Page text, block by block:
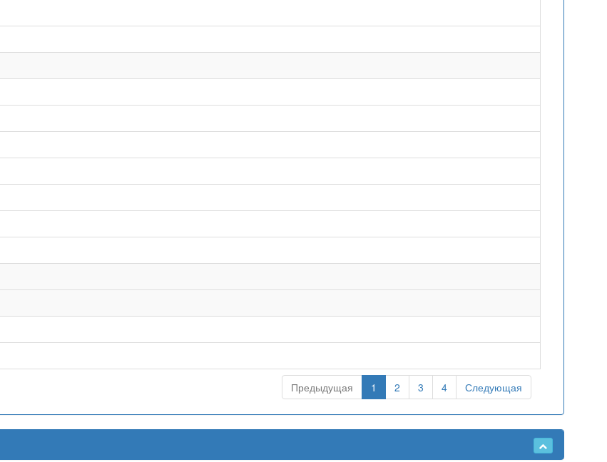
Предыдущая 1 2 3 4 Следующая